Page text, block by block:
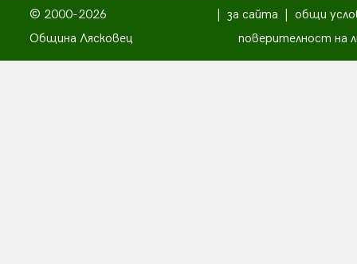
© 2000-2026
Община Лясковец
за сайта
общи
поверителност на